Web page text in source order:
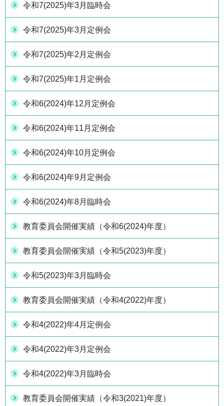
令和7(2025)年3月臨時会
令和7(2025)年3月定例会
令和7(2025)年2月定例会
令和7(2025)年1月定例会
令和6(2024)年12月定例会
令和6(2024)年11月定例会
令和6(2024)年10月定例会
令和6(2024)年9月定例会
令和6(2024)年8月臨時会
教育委員会開催実績（令和6(2024)年度）
教育委員会開催実績（令和5(2023)年度）
令和5(2023)年3月臨時会
教育委員会開催実績（令和4(2022)年度）
令和4(2022)年4月定例会
令和4(2022)年3月定例会
令和4(2022)年3月臨時会
教育委員会開催実績（令和3(2021)年度）